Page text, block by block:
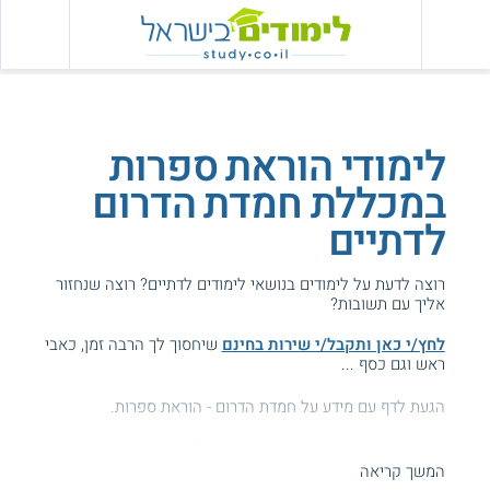
לימודי הוראת ספרות
במכללת חמדת הדרום
לדתיים
רוצה לדעת על לימודים בנושאי לימודים לדתיים? רוצה שנחזור
אליך עם תשובות?
לחץ/י כאן ותקבל/י שירות בחינם שיחסוך לך הרבה זמן, כאבי
ראש וגם כסף ...
הגעת לדף עם מידע על חמדת הדרום - הוראת ספרות.
עזרנו גם לך? דרג אותנו:המשך קריאה